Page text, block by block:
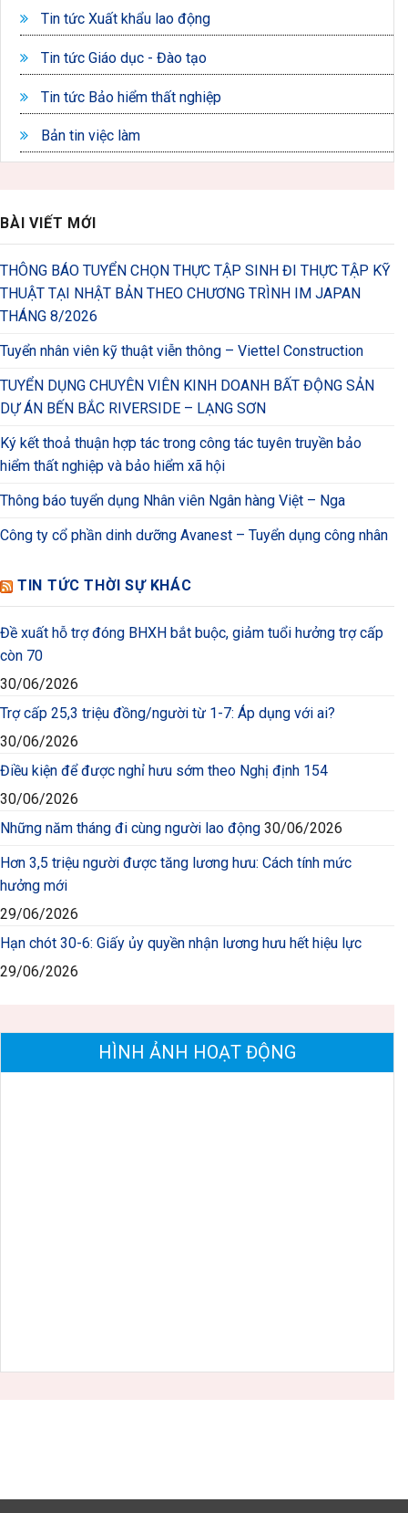
Tin tức Xuất khẩu lao động
Tin tức Giáo dục - Đào tạo
Tin tức Bảo hiểm thất nghiệp
Bản tin việc làm
BÀI VIẾT MỚI
THÔNG BÁO TUYỂN CHỌN THỰC TẬP SINH ĐI THỰC TẬP KỸ
THUẬT TẠI NHẬT BẢN THEO CHƯƠNG TRÌNH IM JAPAN
THÁNG 8/2026
Tuyển nhân viên kỹ thuật viễn thông – Viettel Construction
TUYỂN DỤNG CHUYÊN VIÊN KINH DOANH BẤT ĐỘNG SẢN
DỰ ÁN BẾN BẮC RIVERSIDE – LẠNG SƠN
Ký kết thoả thuận hợp tác trong công tác tuyên truyền bảo
hiểm thất nghiệp và bảo hiểm xã hội
Thông báo tuyển dụng Nhân viên Ngân hàng Việt – Nga
Công ty cổ phần dinh dưỡng Avanest – Tuyển dụng công nhân
TIN TỨC THỜI SỰ KHÁC
Đề xuất hỗ trợ đóng BHXH bắt buộc, giảm tuổi hưởng trợ cấp
còn 70
30/06/2026
Trợ cấp 25,3 triệu đồng/người từ 1-7: Áp dụng với ai?
30/06/2026
Điều kiện để được nghỉ hưu sớm theo Nghị định 154
30/06/2026
Những năm tháng đi cùng người lao động 30/06/2026
Hơn 3,5 triệu người được tăng lương hưu: Cách tính mức
hưởng mới
29/06/2026
Hạn chót 30-6: Giấy ủy quyền nhận lương hưu hết hiệu lực
29/06/2026
HÌNH ẢNH HOẠT ĐỘNG